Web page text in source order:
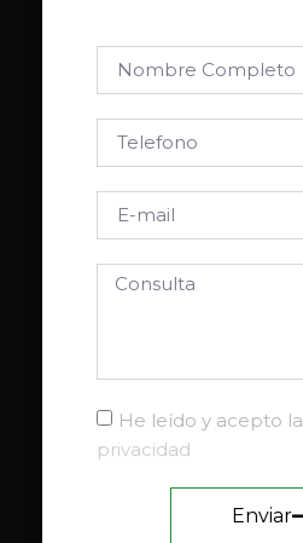
He leído y acepto la
privacidad
Enviar